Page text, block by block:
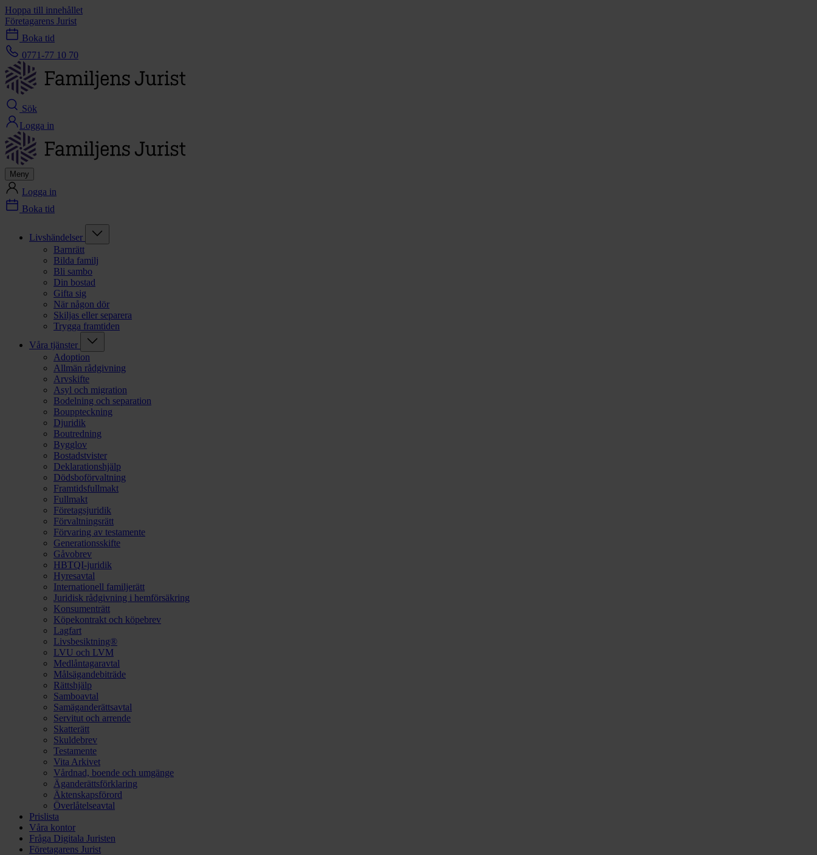
Hoppa till innehållet
Företagarens Jurist
Boka tid
0771-77 10 70
Sök
Logga in
Meny
Logga in
Boka tid
Livshändelser
Barnrätt
Bilda familj
Bli sambo
Din bostad
Gifta sig
När någon dör
Skiljas eller separera
Trygga framtiden
Våra tjänster
Adoption
Allmän rådgivning
Arvskifte
Asyl och migration
Bodelning och separation
Bouppteckning
Djuridik
Boutredning
Bygglov
Bostadstvister
Deklarationshjälp
Dödsboförvaltning
Framtidsfullmakt
Fullmakt
Företagsjuridik
Förvaltningsrätt
Förvaring av testamente
Generationsskifte
Gåvobrev
HBTQI-juridik
Hyresavtal
Internationell familjerätt
Juridisk rådgivning i hemförsäkring
Konsumenträtt
Köpekontrakt och köpebrev
Lagfart
Livsbesiktning®
LVU och LVM
Medlåntagaravtal
Målsägandebiträde
Rättshjälp
Samboavtal
Samäganderättsavtal
Servitut och arrende
Skatterätt
Skuldebrev
Testamente
Vita Arkivet
Vårdnad, boende och umgänge
Äganderättsförklaring
Äktenskapsförord
Överlåtelseavtal
Prislista
Våra kontor
Fråga Digitala Juristen
Företagarens Jurist